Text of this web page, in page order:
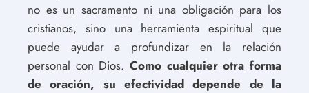
no es un sacramento ni una obligación para los
cristianos, sino una herramienta espiritual que
puede ayudar a profundizar en la relación
personal con Dios. Como cualquier otra forma
de oración, su efectividad depende de la